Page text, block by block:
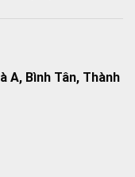
A, Bình Tân, Thành